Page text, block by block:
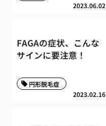
2023.06.02
FAGAの症状、こんな
サインに要注意！
2023.02.16
円形脱毛症